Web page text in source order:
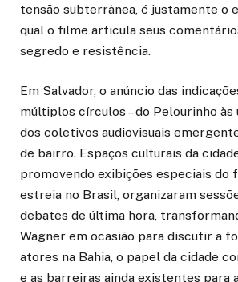
tensão subterrânea, é justamente o
qual o filme articula seus
segredo e resistência.
Em Salvador, o anúncio das
múltiplos círculos – do Pelourinho às
dos coletivos audiovisuais
de bairro. Espaços culturais da
promovendo exibições especiais do
estreia no Brasil, organizaram
debates de última hora,
Wagner em ocasião para discutir a
atores na Bahia, o papel da cidade
e as barreiras ainda existentes para